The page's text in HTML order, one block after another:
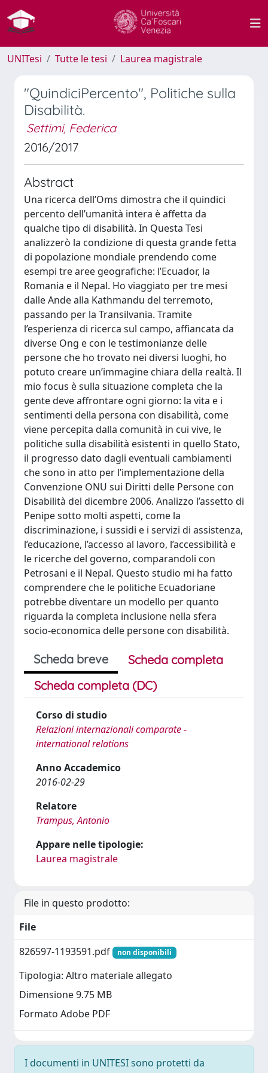
UNITesi Tutte le tesi Laurea magistrale
"QuindiciPercento", Politiche sulla
Disabilità.
Settimi, Federica
2016/2017
Abstract
Una ricerca dell’Oms dimostra che il quindici
percento dell’umanità intera è affetta da
qualche tipo di disabilità. In Questa Tesi
analizzerò la condizione di questa grande fetta
di popolazione mondiale prendendo come
esempi tre aree geografiche: l’Ecuador, la
Romania e il Nepal. Ho viaggiato per tre mesi
dalle Ande alla Kathmandu del terremoto,
passando per la Transilvania. Tramite
l’esperienza di ricerca sul campo, affiancata da
diverse Ong e con le testimonianze delle
persone che ho trovato nei diversi luoghi, ho
potuto creare un’immagine chiara della realtà. Il
mio focus è sulla situazione completa che la
gente deve affrontare ogni giorno: la vita e i
sentimenti della persona con disabilità, come
viene percepita dalla comunità in cui vive, le
politiche sulla disabilità esistenti in quello Stato,
il progresso dato dagli eventuali cambiamenti
che sono in atto per l’implementazione della
Convenzione ONU sui Diritti delle Persone con
Disabilità del dicembre 2006. Analizzo l’assetto di
Penipe sotto molti aspetti, come la
discriminazione, i sussidi e i servizi di assistenza,
l’educazione, l’accesso al lavoro, l’accessibilità e
le ricerche del governo, comparandoli con
Petrosani e il Nepal. Questo studio mi ha fatto
comprendere che le politiche Ecuadoriane
potrebbe diventare un modello per quanto
riguarda la completa inclusione nella sfera
socio-economica delle persone con disabilità.
Scheda breve
Scheda completa
Scheda completa (DC)
Corso di studio
Relazioni internazionali comparate -
international relations
Anno Accademico
2016-02-29
Relatore
Trampus, Antonio
Appare nelle tipologie:
Laurea magistrale
File in questo prodotto:
File
826597-1193591.pdf
non disponibili
Tipologia: Altro materiale allegato
Dimensione 9.75 MB
Formato Adobe PDF
I documenti in UNITESI sono protetti da